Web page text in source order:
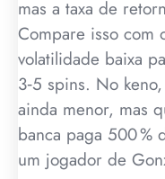
mas a taxa de
Compare isso com
volatilidade baixa
3‑5 spins. No
ainda menor, mas
banca paga 500 %
um jogador de